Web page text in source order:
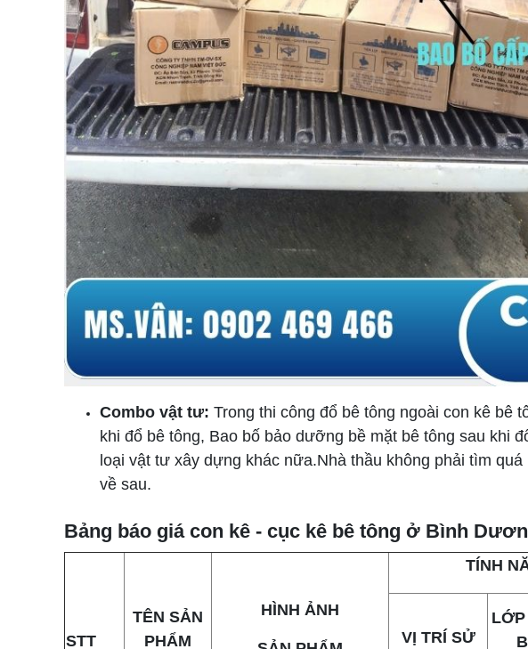
Combo vật tư: Trong thi công đổ bê tông ngoài con kê bê
khi đổ bê tông, Bao bố bảo dưỡng bề mặt bê tông sau khi
loại vật tư xây dựng khác nữa.Nhà thầu không phải tìm
về sau.
Bảng báo giá con kê - cục kê bê tông ở Bình
STT
TÊN SẢN
PHẨM
HÌNH ẢNH
TÍNH
VỊ TRÍ SỬ